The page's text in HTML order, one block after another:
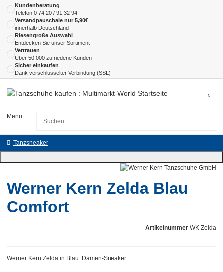
Kundenberatung
Telefon 0 74 20 / 91 32 94
Versandpauschale nur 5,90€
innerhalb Deutschland
Riesengroße Auswahl
Entdecken Sie unser Sortiment
Vertrauen
Über 50.000 zufriedene Kunden
Sicher einkaufen
Dank verschlüsselter Verbindung (SSL)
Menü
0
Tanzsneaker
Werner Kern Zelda Blau
Comfort
Artikelnummer WK Zelda
Werner Kern Zelda in Blau Damen-Sneaker